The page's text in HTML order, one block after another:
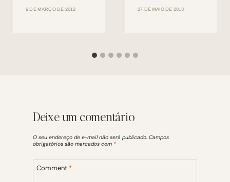
9 DE MARÇO DE 2012 27 DE MAIO DE 2013
Deixe um comentário
O seu endereço de e-mail não será publicado. Campos
obrigatórios são marcados com *
Comment *